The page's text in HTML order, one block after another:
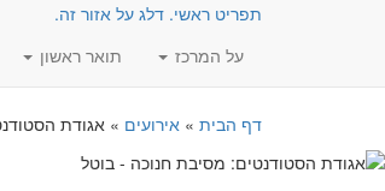
תפריט ראשי. דלג על אזור זה.
על המרכז
תואר ראשון
דף הבית » אירועים » אגודת